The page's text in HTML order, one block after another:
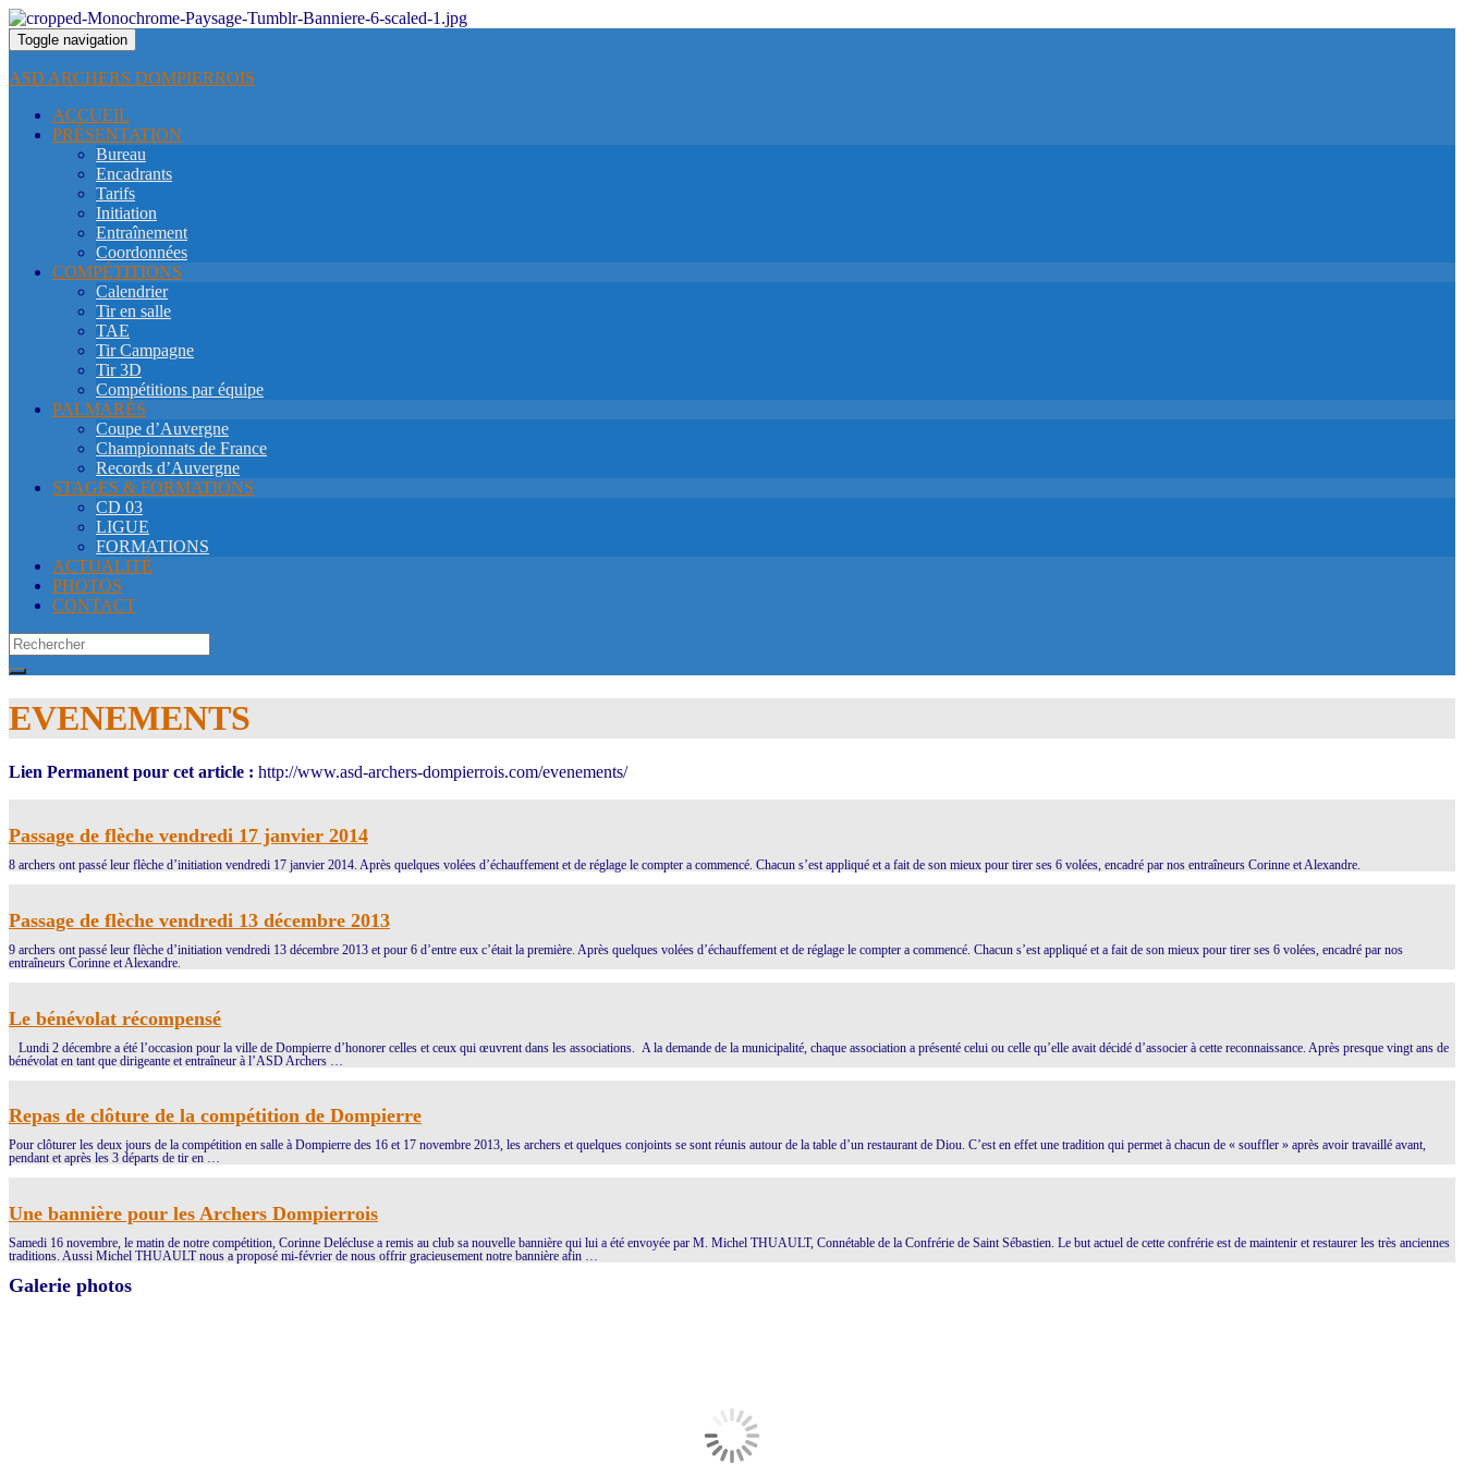
Toggle navigation
ASD ARCHERS DOMPIERROIS
ACCUEIL
PRÉSENTATION
Bureau
Encadrants
Tarifs
Initiation
Entraînement
Coordonnées
COMPÉTITIONS
Calendrier
Tir en salle
TAE
Tir Campagne
Tir 3D
Compétitions par équipe
PALMARÈS
Coupe d’Auvergne
Championnats de France
Records d’Auvergne
STAGES & FORMATIONS
CD 03
LIGUE
FORMATIONS
ACTUALITÉ
PHOTOS
CONTACT
Search
for:
EVENEMENTS
Lien Permanent pour cet article : http://www.asd-archers-dompierrois.com/evenements/
Passage de flèche vendredi 17 janvier 2014
8 archers ont passé leur flèche d’initiation vendredi 17 janvier 2014. Après quelques volées d’échauffement et de réglage le compter a commencé. Chacun s’est appliqué et a fait de son mieux pour tirer ses 6 volées, encadré par nos entraîneurs Corinne et Alexandre.
Passage de flèche vendredi 13 décembre 2013
9 archers ont passé leur flèche d’initiation vendredi 13 décembre 2013 et pour 6 d’entre eux c’était la première. Après quelques volées d’échauffement et de réglage le compter a commencé. Chacun s’est appliqué et a fait de son mieux pour tirer ses 6 volées, encadré par nos
entraîneurs Corinne et Alexandre.
Le bénévolat récompensé
Lundi 2 décembre a été l’occasion pour la ville de Dompierre d’honorer celles et ceux qui œuvrent dans les associations. A la demande de la municipalité, chaque association a présenté celui ou celle qu’elle avait décidé d’associer à cette reconnaissance. Après presque vingt ans de
bénévolat en tant que dirigeante et entraîneur à l’ASD Archers …
Repas de clôture de la compétition de Dompierre
Pour clôturer les deux jours de la compétition en salle à Dompierre des 16 et 17 novembre 2013, les archers et quelques conjoints se sont réunis autour de la table d’un restaurant de Diou. C’est en effet une tradition qui permet à chacun de « souffler » après avoir travaillé avant,
pendant et après les 3 départs de tir en …
Une bannière pour les Archers Dompierrois
Samedi 16 novembre, le matin de notre compétition, Corinne Delécluse a remis au club sa nouvelle bannière qui lui a été envoyée par M. Michel THUAULT, Connétable de la Confrérie de Saint Sébastien. Le but actuel de cette confrérie est de maintenir et restaurer les très anciennes
traditions. Aussi Michel THUAULT nous a proposé mi-février de nous offrir gracieusement notre bannière afin …
Galerie photos